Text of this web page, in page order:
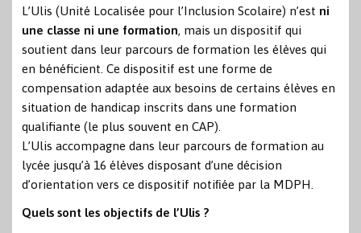
L’Ulis (Unité Localisée pour l’Inclusion Scolaire) n’est ni
une classe ni une formation, mais un dispositif qui
soutient dans leur parcours de formation les élèves qui
en bénéficient. Ce dispositif est une forme de
compensation adaptée aux besoins de certains élèves en
situation de handicap inscrits dans une formation
qualifiante (le plus souvent en CAP).
L’Ulis accompagne dans leur parcours de formation au
lycée jusqu’à 16 élèves disposant d’une décision
d’orientation vers ce dispositif notiﬁée par la MDPH.
Quels sont les objectifs de l’Ulis ?